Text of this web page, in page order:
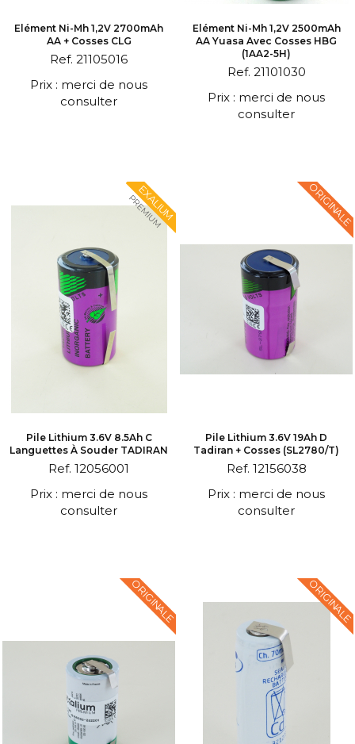
Elément Ni-Mh 1,2V 2700mAh
AA + Cosses CLG
Ref. 21105016
Prix : merci de nous
consulter
Elément Ni-Mh 1,2V 2500mAh
AA Yuasa Avec Cosses HBG
(1AA2-5H)
Ref. 21101030
Prix : merci de nous
consulter
EXALIUM
PREMIUM
Pile Lithium 3.6V 8.5Ah C
Languettes À Souder TADIRAN
Ref. 12056001
Prix : merci de nous
consulter
ORIGINALE
Pile Lithium 3.6V 19Ah D
Tadiran + Cosses (SL2780/T)
Ref. 12156038
Prix : merci de nous
consulter
ORIGINALE ORIGINALE